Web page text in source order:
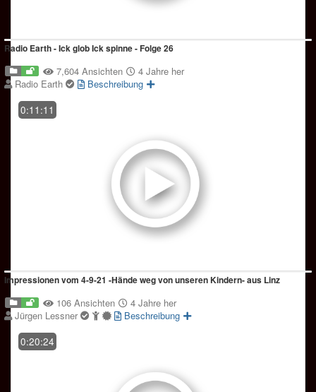
Radio Earth - Ick glob Ick spinne - Folge 26
7,604 Ansichten
4 Jahre her
Radio Earth
Beschreibung
0:11:11
Impressionen vom 4-9-21 -Hände weg von unseren Kindern- aus Linz
106 Ansichten
4 Jahre her
Jürgen Lessner
Beschreibung
0:20:24